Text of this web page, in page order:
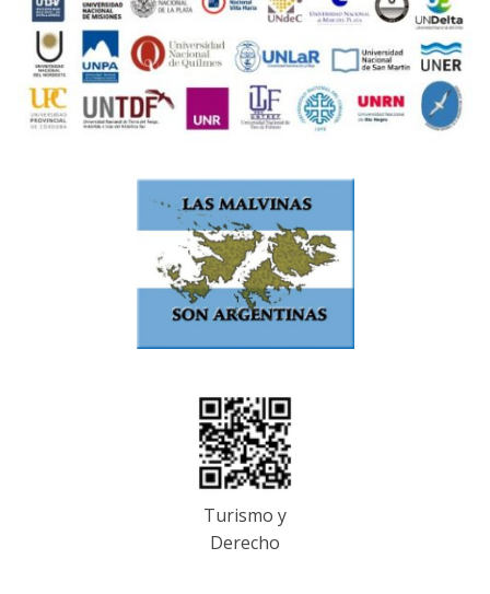
Turismo y
Derecho